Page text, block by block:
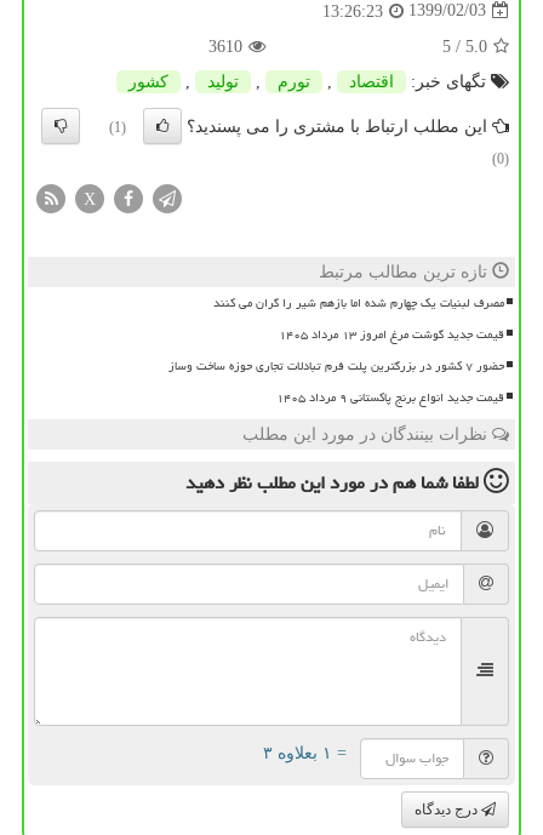
1399/02/03
13:26:23
5.0
/ 5
3610
تگهای خبر:
اقتصاد , تورم , تولید , كشور
این مطلب ارتباط با مشتری را می پسندید؟
(1)
(0)
X
تازه ترین مطالب مرتبط
مصرف لبنیات یک چهارم شده اما بازهم شیر را گران می کنند
قیمت جدید گوشت مرغ امروز ۱۳ مرداد ۱۴۰۵
حضور ۷ کشور در بزرگترین پلت فرم تبادلات تجاری حوزه ساخت وساز
قیمت جدید انواع برنج پاکستانی ۹ مرداد ۱۴۰۵
نظرات بینندگان در مورد این مطلب
لطفا شما همدر مورد این مطلبنظر دهید
= ۱ بعلاوه ۳
درج دیدگاه